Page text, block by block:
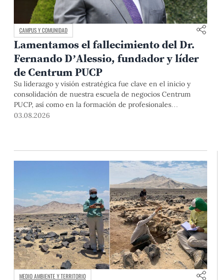
CAMPUS Y COMUNIDAD
Lamentamos el fallecimiento del Dr.
Fernando D’Alessio, fundador y líder
de Centrum PUCP
Su liderazgo y visión estratégica fue clave en el inicio y
consolidación de nuestra escuela de negocios Centrum
PUCP, así como en la formación de profesionales
empresariales comprometidos con el país. Por todo ello,
03.08.2026
MEDIO AMBIENTE Y TERRITORIO